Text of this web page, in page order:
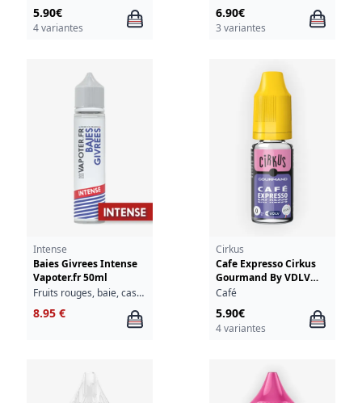
5.90€
4 variantes
6.90€
3 variantes
Intense
Baies Givrees Intense
Vapoter.fr 50ml
Fruits rouges, baie, cassis, groseille, fraîcheur
8.95 €
Cirkus
Cafe Expresso Cirkus
Gourmand By VDLV
10ml
Café
5.90€
4 variantes